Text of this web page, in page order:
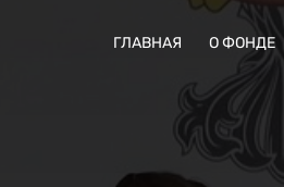
ГЛАВНАЯ О ФОНДЕ